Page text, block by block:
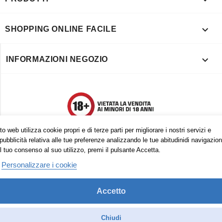
web utilizza cookie propri e di terze parti per migliorare i nostri servizi e
relativa alle tue preferenze analizzando le tue abitudinidi
tuo consenso al suo utilizzo, premi il pulsante Accetta.
Personalizzare i cookie
Accetto
Chiudi
SHOPPING ONLINE FACILE 
INFORMAZIONI NEGOZIO 
Trovaci anche su: